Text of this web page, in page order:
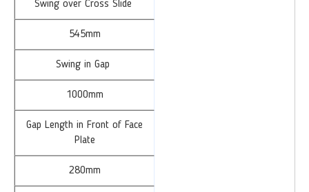
Swing over Cross Slide
545mm
Swing in Gap
1000mm
Gap Length in Front of Face
Plate
280mm